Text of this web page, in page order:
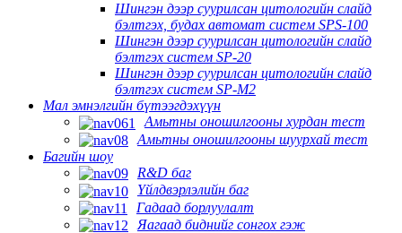
Шингэн дээр суурилсан цитологийн слайд
бэлтгэх, будах автомат систем SPS-100
Шингэн дээр суурилсан цитологийн слайд
бэлтгэх систем SP-20
Шингэн дээр суурилсан цитологийн слайд
бэлтгэх систем SP-M2
Мал эмнэлгийн бүтээгдэхүүн
Амьтны оношилгооны хурдан тест
Амьтны оношилгооны шуурхай тест
Багийн шоу
R&D баг
Үйлдвэрлэлийн баг
Гадаад борлуулалт
Яагаад биднийг сонгох гэж